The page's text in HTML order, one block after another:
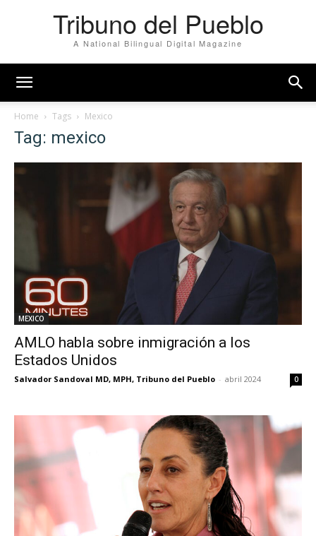
Tribuno del Pueblo
A National Bilingual Digital Magazine
Home Tags Mexico
Tag: mexico
MEXICO
AMLO habla sobre inmigración a los
Estados Unidos
Salvador Sandoval MD, MPH, Tribuno del Pueblo - abril 2024 0